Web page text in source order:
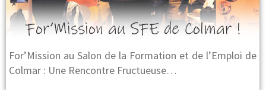
For’Mission au SFE de Colmar !
For’Mission au Salon de la Formation et de l’Emploi de
Colmar : Une Rencontre Fructueuse…